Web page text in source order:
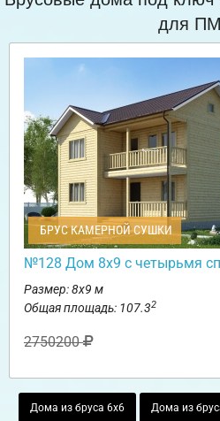
для
БРУС КАМЕРНОЙ СУШКИ
№128 Дом 8х9 с четырьмя
Размер: 8х9 м
Общая площадь: 107.32
2750200
Дома из бруса 6х6 Дома из